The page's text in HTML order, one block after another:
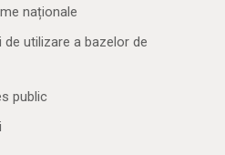
naționale
utilizare a bazelor de
public